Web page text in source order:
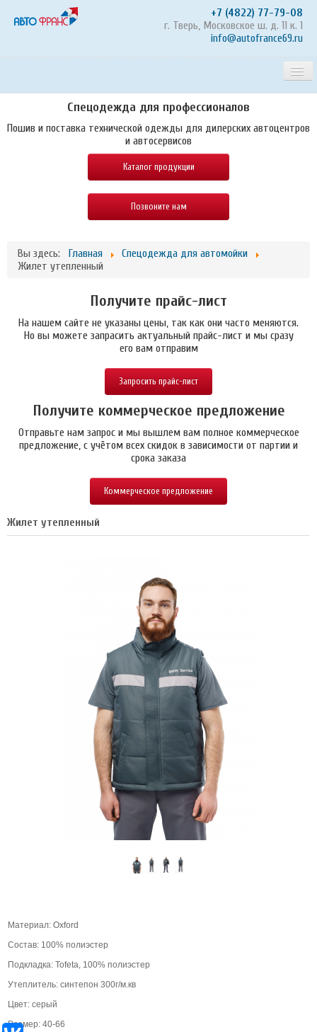
+7 (4822) 77-79-08
г. Тверь, Московское ш. д. 11 к. 1
info@autofrance69.ru
Главная страница
Каталог продукции
О компании
Пошив по индивидуальному заказу
Контакты
Спецодежда для профессионалов
Пошив и поставка технической одежды для дилерских автоцентров
и автосервисов
Каталог продукции
Позвоните нам
Вы здесь: Главная
Спецодежда для автомойки
Жилет утепленный
Получите прайс-лист
На нашем сайте не указаны цены, так как они часто меняются.
Но вы можете запрасить актуальный прайс-лист и мы сразу
его вам отправим
Запросить прайс-лист
Получите коммерческое предложение
Отправьте нам запрос и мы вышлем вам полное коммерческое
предложение, с учётом всех скидок в зависимости от партии и
срока заказа
Коммерческое предложение
Жилет утепленный
Материал: Oxford
Состав: 100% полиэстер
Подкладка: Tofeta, 100% полиэстер
Утеплитель: синтепон 300г/м.кв
Цвет: серый
Размер: 40-66